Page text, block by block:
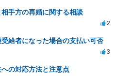
手方の再婚に関する相談
2
給者になった場合の支払い可否
3
の対応方法と注意点